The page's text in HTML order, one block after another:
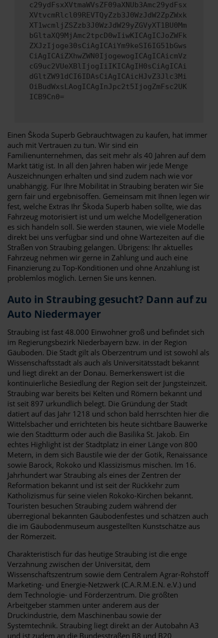
c29ydFsxXVtmaWVsZF09aXNUb3Amc29ydFsx
XVtvcmRlcl09REVTQyZzb3J0WzJdW2ZpZWxk
XT1wcmljZSZzb3J0WzJdW29yZGVyXT1BU0Mm
bGltaXQ9MjAmc2tpcD0wIiwKICAgICJoZWFk
ZXJzIjoge30sCiAgICAiYm9keSI6IG51bGws
CiAgICAiZXhwZWN0IjogewogICAgICAicmVz
cG9uc2VUeXBlIjogIiIKICAgIH0sCiAgICAi
dGltZW91dCI6IDAsCiAgICAicHJvZ3Jlc3Mi
OiBudWxsLAogICAgInJpc2t5IjogZmFsc2UK
ICB9Cn0=
Einen Škoda Superb Gebrauchtwagen zu kaufen, hat immer
auch mit Vertrauen zu tun. Wir sind ein
Familienunternehmen, das seit mehr als 40 Jahren auf dem
Markt tätig ist. In all den Jahren haben wir jede Menge
Auszeichnungen erhalten und sind zudem nach wie vor
unabhängig. Für Ihre Mobilität in Straubing beraten wir Sie
gern fair und ergebnisoffen. Gemeinsam mit Ihnen legen wir
fest, welche Extras Ihr Škoda Superb haben sollte, wie das
Fahrzeug motorisiert ist und um welche Modellgeneration
es sich handeln soll. Sie werden staunen, wie viele Modelle
direkt bei uns verfügbar sind und ohne Wartezeiten auf die
Straßen von Straubing gelangen. Übrigens: Ihr aktuelles
Fahrzeug nehmen wir gerne in Zahlung und auch eine
Finanzierung zu Top-Konditionen und ohne Anzahlung ist
problemlos möglich. Lernen Sie uns kennen.
Auto in Straubing gesucht? Dann auf zu
Auto Niedermayer
Straubing ist fast 48.000 Einwohner groß und befindet sich
im Regierungsbezirk Niederbayern bzw. in der Region
Gäuboden. Die Stadt gilt als Oberzentrum und ist sowohl als
Wissenschaftsstadt als auch als Universitätsstadt bekannt
und liegt direkt an der Donau. Bemerkenswert ist die
kontinuierliche Besiedlung der Region seit der Jungsteinzeit.
Straubing war bereits bei Kelten und Römern bekannt und
ist seit 897 urkundlich belegt. Die Gründung der Stadt
datiert auf das Jahr 1218 und schon bald herrschten hier die
Wittelsbacher und errichteten bis heute sichtbare Bauwerke
wie den Stadtturm oder auch die Basilika St. Jakob. Ein
echtes Highlight ist der Stadtplatz in einer Länge von 800
Metern, in dem sich Baustile wie der der Gotik, Renaissance
sowie Barock, Rokoko und Klassizismus mischen. Im 16.
Jahrhundert war Straubing als eines der Zentren der
Reformation bekannt und ist seit der Rückkehr zum
Katholizismus für seine vielen Rokoko-Kirchen bekannt.
Touristen besuchen Straubing zudem während der
überregional bekannten Gäubodenfestes und schätzen auch
die im Gäubodenmuseum ausgestellten Kunstschätze aus
der Römerzeit.
Charakteristisch für das heutige Straubing ist die enge
Verzahnung zwischen der Universität, dem
Wissenschaftszentrum sowie dem Centralem Agrar-Rohstoff
Marketing- und Energie-Netzwerk (C.A.R.M.E.N. e.V.) und
dem Technologie- und Förderzentrum. Die größten
Arbeitgeber stammen unter anderem aus der
Druckindustrie, dem Maschinenbau sowie der
Systemtechnik. Straubing liegt direkt an der Autobahn A3
und ist zudem an die Bundesstraßen B8 und B20